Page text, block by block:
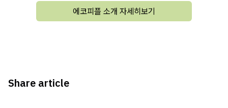
에코피플 소개 자세히보기
Share article